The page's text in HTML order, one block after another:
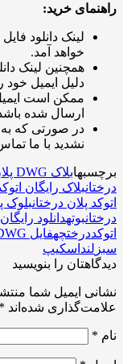
خرید:
لینک دانلود فایل
خواهد آمد.
همچنین لینک
دلیل ایمیل خود را
ارسال شده باشد.
در صورتی که به هر
نشدید با ما تماس
بلاک DWG پلان درختان
بلاک رایگان اتوکد
پلان درختانبلوک پلان
بوتهدانلود رایگان
درختچه فایل DWG پلان درختان
لنداسکیپ
را بنویسید
ایمیل شما منتشر
شده‌اند*